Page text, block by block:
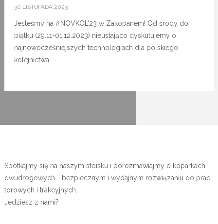
30 LISTOPADA 2023
Jesteśmy na #NOVKOL’23 w Zakopanem! Od środy do
piątku (29.11-01.12.2023) nieustająco dyskutujemy o
najnowocześniejszych technologiach dla polskiego
kolejnictwa.
Spotkajmy się na naszym stoisku i porozmawiajmy o koparkach
dwudrogowych - bezpiecznym i wydajnym rozwiązaniu do prac
torowych i trakcyjnych.
Jedziesz z nami?